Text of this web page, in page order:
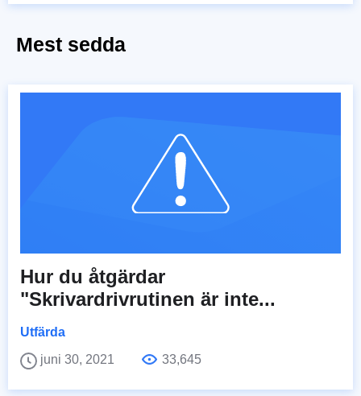
Mest sedda
Hur du åtgärdar
"Skrivardrivrutinen är inte...
Utfärda
juni 30, 2021
33,645